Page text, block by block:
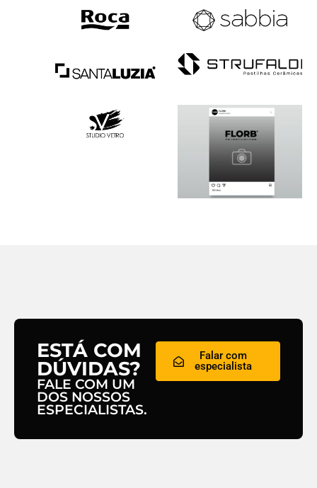
ESTÁ COM
DÚVIDAS?
FALE COM UM
DOS NOSSOS
ESPECIALISTAS.
Falar com
especialista